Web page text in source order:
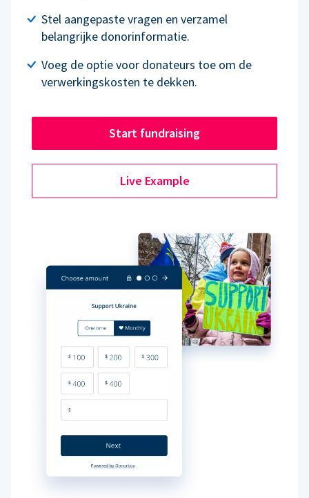
Stel aangepaste vragen en verzamel
belangrijke donorinformatie.
Voeg de optie voor donateurs toe om de
verwerkingskosten te dekken.
Start fundraising
Live Example